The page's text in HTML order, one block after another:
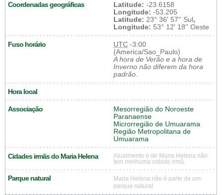
Coordenadas geográficas Latitude: -23.6158
Longitude: -53.205
Latitude: 23° 36' 57'' Sul,
Longitude: 53° 12' 18'' Oeste
Fuso horário UTC -3:00
(America/Sao_Paulo)
A hora de Verão e a hora de
Inverno não diferem da hora
padrão.
Hora local
Associação
Mesorregião do Noroeste
Paranaense
Microrregião de Umuarama
Região Metropolitana de
Umuarama
Cidades irmãs do Maria Helena
Atualmente o de Maria Helena não
tem nenhuma cidade irmã.
Parque natural
Maria Helena não é parte de um
parque natural